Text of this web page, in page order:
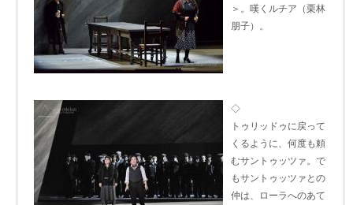
＞。嘆くルチア（栗林
朋子）。
◇
トゥリッドゥに戻って
くるように、何度も頼
むサントゥッツァ。で
もサントゥッツァとの
仲は、ローラへのあて